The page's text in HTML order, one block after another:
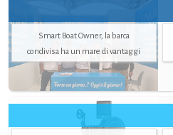
Smart Boat Owner, la barca
condivisa ha un mare di vantaggi